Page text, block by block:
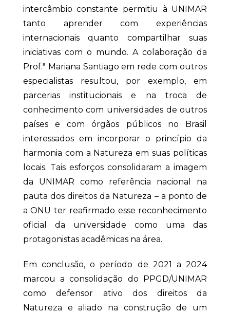
intercâmbio constante permitiu à UNIMAR
tanto aprender com experiências
internacionais quanto compartilhar suas
iniciativas com o mundo. A colaboração da
Prof.ª Mariana Santiago em rede com outros
especialistas resultou, por exemplo, em
parcerias institucionais e na troca de
conhecimento com universidades de outros
países e com órgãos públicos no Brasil
interessados em incorporar o princípio da
harmonia com a Natureza em suas políticas
locais. Tais esforços consolidaram a imagem
da UNIMAR como referência nacional na
pauta dos direitos da Natureza – a ponto de
a ONU ter reafirmado esse reconhecimento
oficial da universidade como uma das
protagonistas acadêmicas na área.
Em conclusão, o período de 2021 a 2024
marcou a consolidação do PPGD/UNIMAR
como defensor ativo dos direitos da
Natureza e aliado na construção de um